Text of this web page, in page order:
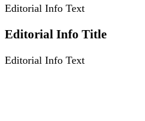
Editorial Info Text
Editorial Info Title
Editorial Info Text